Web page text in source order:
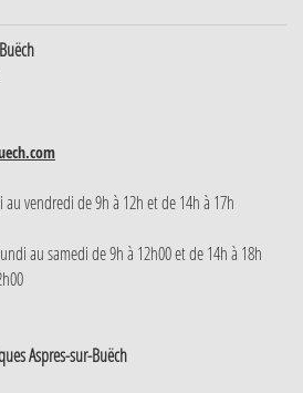
vendredi de 9h à 12h et de 14h à 17h
au samedi de 9h à 12h00 et de 14h à 18h
Aspres-sur-Buëch